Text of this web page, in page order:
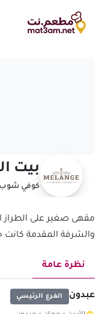
بيت
كوفي شوب
مقهى صغير على الطراز
والشرفة المقدمة كانت
نظرة عامة
عبدون الفرع الرئيسي